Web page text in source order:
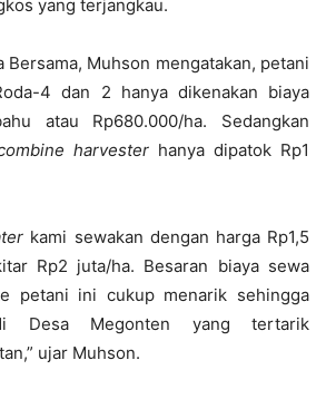
yang terjangkau.
Bersama, Muhson mengatakan, petani
4 dan 2 hanya dikenakan biaya
atau Rp680.000/ha. Sedangkan
harvester hanya dipatok Rp1
kami sewakan dengan harga Rp1,5
Rp2 juta/ha. Besaran biaya sewa
petani ini cukup menarik sehingga
Desa Megonten yang tertarik
ujar Muhson.